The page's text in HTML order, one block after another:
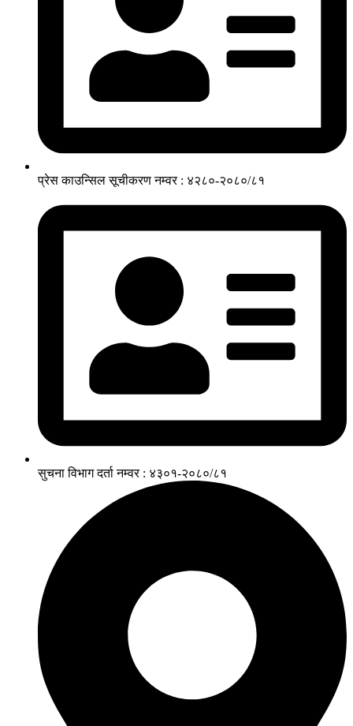
प्रेस काउन्सिल सूचीकरण नम्वर : ४२८०-२०८०/८१
सुचना विभाग दर्ता नम्वर : ४३०१-२०८०/८१